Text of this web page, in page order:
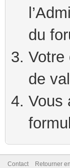
du
Votre
de
Vous
Contact Retourner